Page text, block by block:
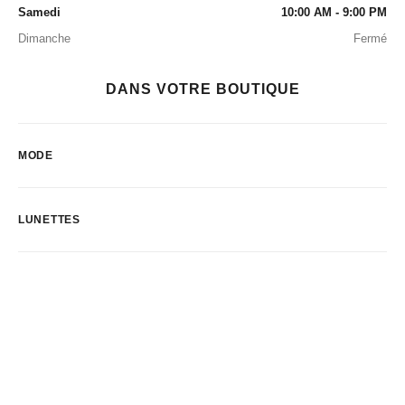
Samedi
10:00 AM - 9:00 PM
Dimanche
Fermé
DANS VOTRE BOUTIQUE
MODE
LUNETTES